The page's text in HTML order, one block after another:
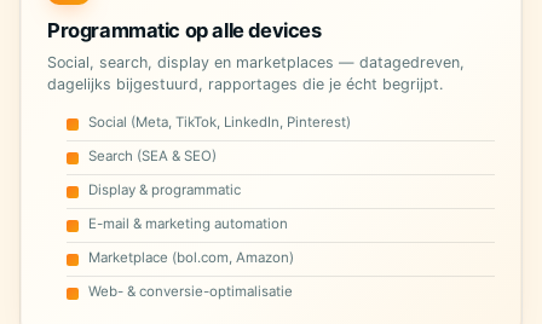
Programmatic op alle devices
Social, search, display en marketplaces — datagedreven,
dagelijks bijgestuurd, rapportages die je écht begrijpt.
Social (Meta, TikTok, LinkedIn, Pinterest)
Search (SEA & SEO)
Display & programmatic
E-mail & marketing automation
Marketplace (bol.com, Amazon)
Web- & conversie-optimalisatie